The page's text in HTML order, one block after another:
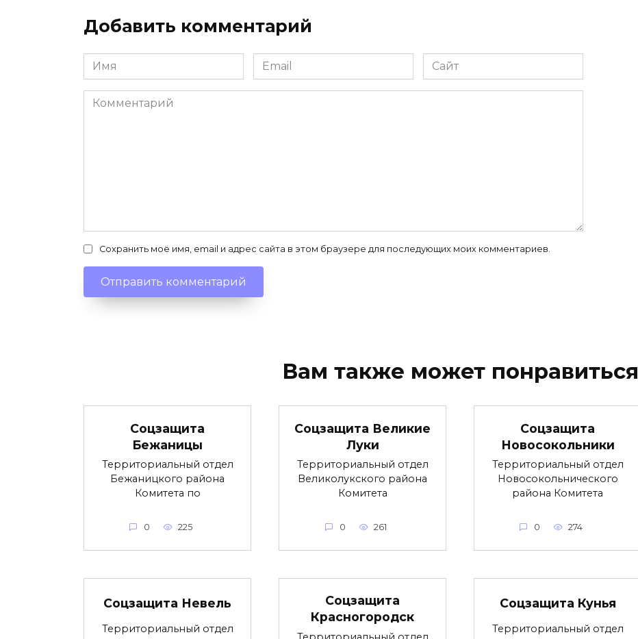
Добавить комментарий
Имя
*
Email
*
Сайт
Комментарий
Сохранить моё имя, email и адрес сайта в этом браузере для последующих моих комментариев.
Вам также может понравиться
Соцзащита
Бежаницы
Территориальный отдел
Бежаницкого района
Комитета по
0 225
Соцзащита Великие
Луки
Территориальный отдел
Великолукского района
Комитета
0 261
Соцзащита
Новосокольники
Территориальный отдел
Новосокольнического
района Комитета
0 274
Соцзащита Невель
Территориальный отдел
Соцзащита
Красногородск
Соцзащита Кунья
Территориальный отдел